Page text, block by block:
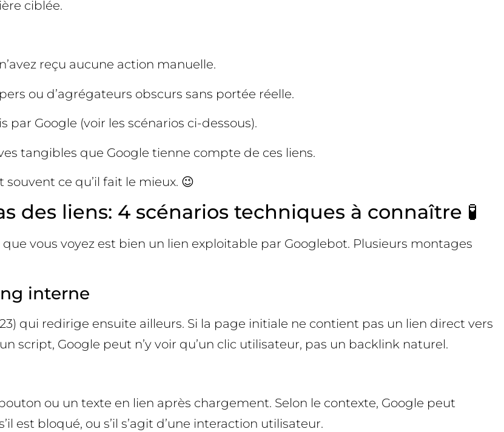
ciblée.
reçu aucune action manuelle.
ou d’agrégateurs obscurs sans portée réelle.
par Google (voir les scénarios ci-dessous).
tangibles que Google tienne compte de ces liens.
souvent ce qu’il fait le mieux. 😉
des liens: 4 scénarios techniques à connaître 🧪
vous voyez est bien un lien exploitable par Googlebot. Plusieurs montages
interne
qui redirige ensuite ailleurs. Si la page initiale ne contient pas un lien direct vers
script, Google peut n’y voir qu’un clic utilisateur, pas un backlink naturel.
ou un texte en lien après chargement. Selon le contexte, Google peut
est bloqué, ou s’il s’agit d’une interaction utilisateur.